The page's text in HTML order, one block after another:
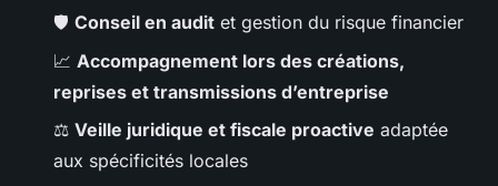
🛡️ Conseil en audit et gestion du risque financier
📈 Accompagnement lors des créations,
reprises et transmissions d’entreprise
⚖️ Veille juridique et fiscale proactive adaptée
aux spécificités locales